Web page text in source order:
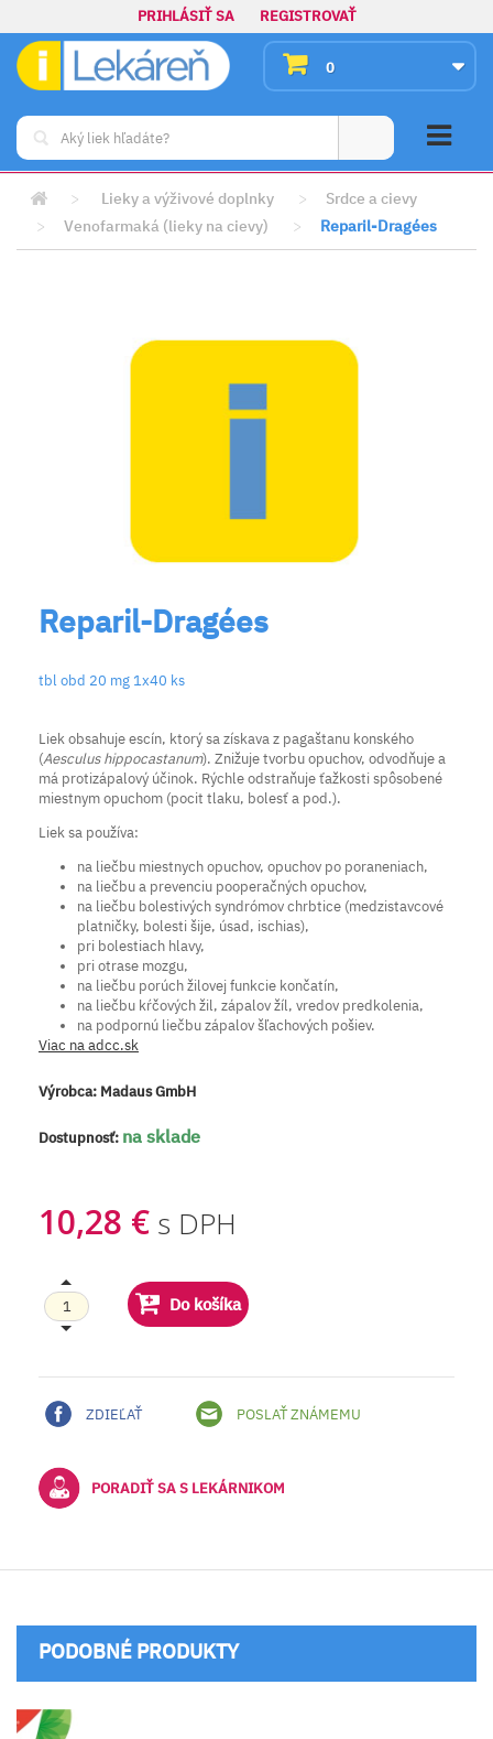
PRIHLÁSIŤ SA REGISTROVAŤ
0
> Lieky a výživové doplnky >
Srdce a cievy
>
Venofarmaká (lieky na cievy) > Reparil-Dragées
Reparil-Dragées
tbl obd 20 mg 1x40 ks
Liek obsahuje escín, ktorý sa získava z pagaštanu konského
(Aesculus hippocastanum). Znižuje tvorbu opuchov, odvodňuje a
má protizápalový účinok. Rýchle odstraňuje ťažkosti spôsobené
miestnym opuchom (pocit tlaku, bolesť a pod.).
Liek sa používa:
na liečbu miestnych opuchov, opuchov po poraneniach,
na liečbu a prevenciu pooperačných opuchov,
na liečbu bolestivých syndrómov chrbtice (medzistavcové
platničky, bolesti šije, úsad, ischias),
pri bolestiach hlavy,
pri otrase mozgu,
na liečbu porúch žilovej funkcie končatín,
na liečbu kŕčových žil, zápalov žíl, vredov predkolenia,
na podpornú liečbu zápalov šľachových pošiev.
Viac na adcc.sk
Výrobca: Madaus GmbH
Dostupnosť: na sklade
10,28 € s DPH
Do košíka
ZDIEĽAŤ POSLAŤ ZNÁMEMU
PORADIŤ SA S LEKÁRNIKOM
PODOBNÉ PRODUKTY